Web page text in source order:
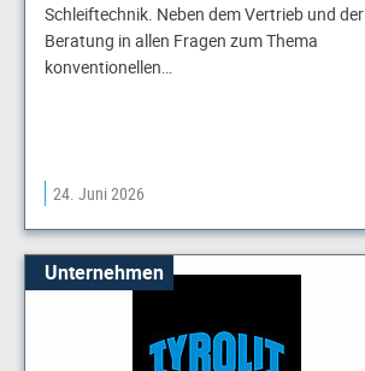
Schleiftechnik. Neben dem Vertrieb und der
Beratung in allen Fragen zum Thema
konventionellen…
24. Juni 2026
Unternehmen